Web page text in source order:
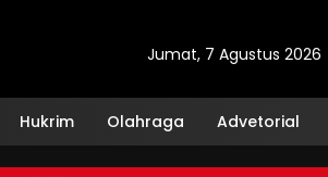
Jumat, 7 Agustus 2026
Hukrim Olahraga Advetorial